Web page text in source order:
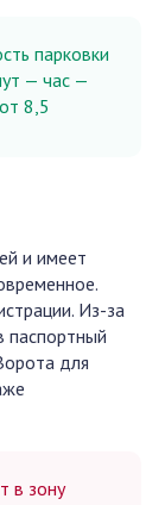
парковки
— час —
8,5
и имеет
Из-за
паспортный
для
в зону